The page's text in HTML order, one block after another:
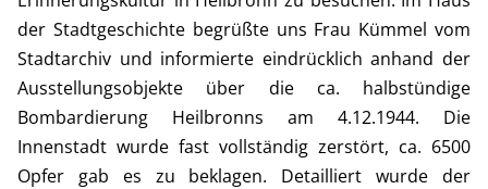
der Stadtgeschichte begrüßte uns Frau Kümmel vom
Stadtarchiv und informierte eindrücklich anhand der
Ausstellungsobjekte über die ca. halbstündige
Bombardierung Heilbronns am 4.12.1944. Die
Innenstadt wurde fast vollständig zerstört, ca. 6500
Opfer gab es zu beklagen. Detailliert wurde der